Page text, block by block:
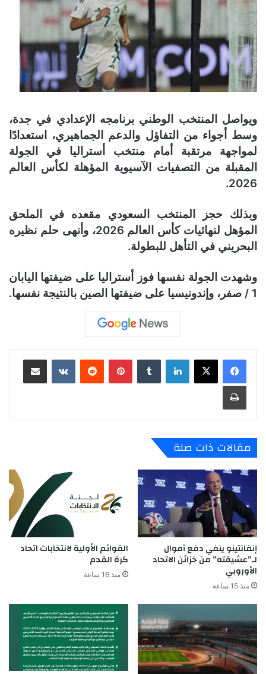
ويواصل المنتخب الوطني برنامجه الإعدادي في جدة،
وسط أجواء من التفاؤل والدعم الجماهيري، استعدادًا
لمواجهة مرتقبة أمام منتخب أستراليا في الجولة
المقبلة من التصفيات الآسيوية المؤهلة لكأس العالم
2026.
وبذلك حجز المنتخب السعودي مقعده في الملحق
المؤهل لنهائيات كأس العالم 2026، وأنهى حلم نظيره
البحريني في التأهل للبطولة.
وشهدت الجولة نفسها فوز أستراليا على ضيفتها اليابان
1 / صفر، وإندونيسيا على ضيفتها الصين بالنتيجة نفسها.
لينكدإن بينتيريست
مقالات ذات صلة
إنفانتينو ينفي دفع أموال
لـ”عشيقته” من خزائن الاتحاد
الأوروبي
منذ 15 ساعة
القوائم الأولية لانتخابات اتحاد
كرة القدم
منذ 16 ساعة